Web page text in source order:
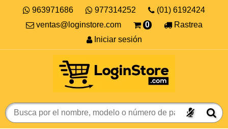
963971686 977314252
(01) 6192424
ventas@loginstore.com
0
Rastrea
Iniciar sesión